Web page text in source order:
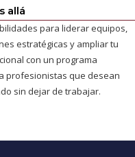
allá
para liderar equipos,
estratégicas y ampliar tu
con un programa
profesionistas que desean
sin dejar de trabajar.